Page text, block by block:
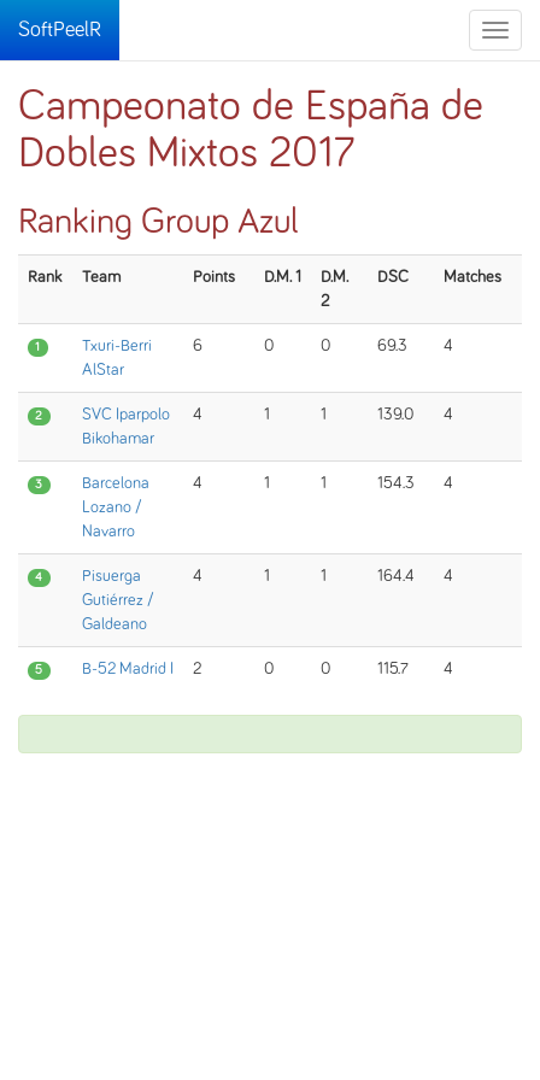
Toggle
SoftPeelR
Campeonato de España de
Dobles Mixtos 2017
Ranking Group Azul
Rank Team Points D.M. 1
D.M.
2
DSC Matches
1
Txuri-Berri
AlStar
6 0 0 69.3 4
2
SVC Iparpolo
Bikohamar
4 1 1 139.0 4
3
Barcelona
Lozano /
Navarro
4 1 1 154.3 4
4
Pisuerga
Gutiérrez /
Galdeano
4 1 1 164.4 4
5 B-52 Madrid I 2 0 0 115.7 4